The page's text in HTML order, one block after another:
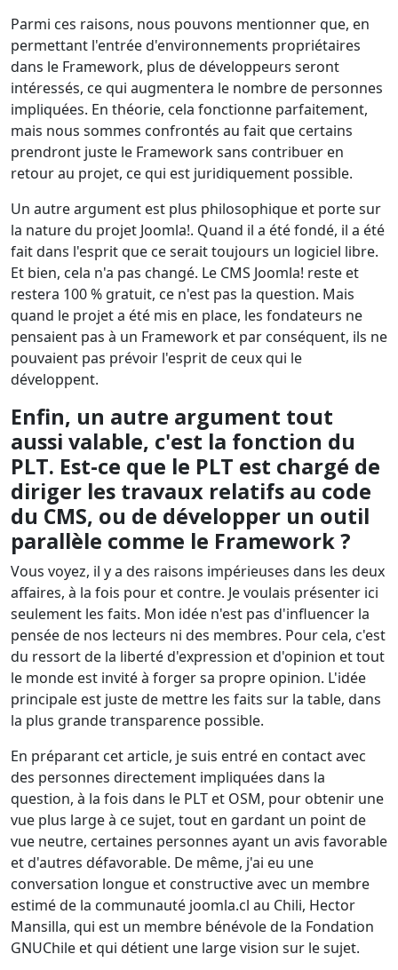
Parmi ces raisons, nous pouvons mentionner que, en
permettant l'entrée d'environnements propriétaires
dans le Framework, plus de développeurs seront
intéressés, ce qui augmentera le nombre de personnes
impliquées. En théorie, cela fonctionne parfaitement,
mais nous sommes confrontés au fait que certains
prendront juste le Framework sans contribuer en
retour au projet, ce qui est juridiquement possible.
Un autre argument est plus philosophique et porte sur
la nature du projet Joomla!. Quand il a été fondé, il a été
fait dans l'esprit que ce serait toujours un logiciel libre.
Et bien, cela n'a pas changé. Le CMS Joomla! reste et
restera 100 % gratuit, ce n'est pas la question. Mais
quand le projet a été mis en place, les fondateurs ne
pensaient pas à un Framework et par conséquent, ils ne
pouvaient pas prévoir l'esprit de ceux qui le
développent.
Enfin, un autre argument tout
aussi valable, c'est la fonction du
PLT. Est-ce que le PLT est chargé de
diriger les travaux relatifs au code
du CMS, ou de développer un outil
parallèle comme le Framework ?
Vous voyez, il y a des raisons impérieuses dans les deux
affaires, à la fois pour et contre. Je voulais présenter ici
seulement les faits. Mon idée n'est pas d'influencer la
pensée de nos lecteurs ni des membres. Pour cela, c'est
du ressort de la liberté d'expression et d'opinion et tout
le monde est invité à forger sa propre opinion. L'idée
principale est juste de mettre les faits sur la table, dans
la plus grande transparence possible.
En préparant cet article, je suis entré en contact avec
des personnes directement impliquées dans la
question, à la fois dans le PLT et OSM, pour obtenir une
vue plus large à ce sujet, tout en gardant un point de
vue neutre, certaines personnes ayant un avis favorable
et d'autres défavorable. De même, j'ai eu une
conversation longue et constructive avec un membre
estimé de la communauté joomla.cl au Chili, Hector
Mansilla, qui est un membre bénévole de la Fondation
GNUChile et qui détient une large vision sur le sujet.